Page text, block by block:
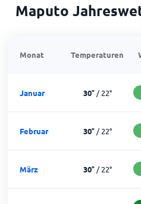
Maputo
Monat Temperaturen
Januar 30°/22°
Februar 30°/22°
März 30°/22°